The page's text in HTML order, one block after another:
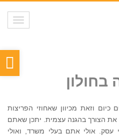
כיום וזאת מכיוון שאחוזי הפריצות
את הצורך בהגנה עצמית. יתכן שאתם
עסק. אולי אתם בעלי משרד, ואולי